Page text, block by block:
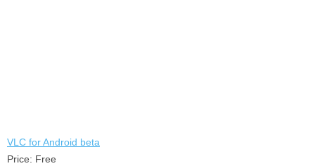
VLC for Android beta
Price: Free